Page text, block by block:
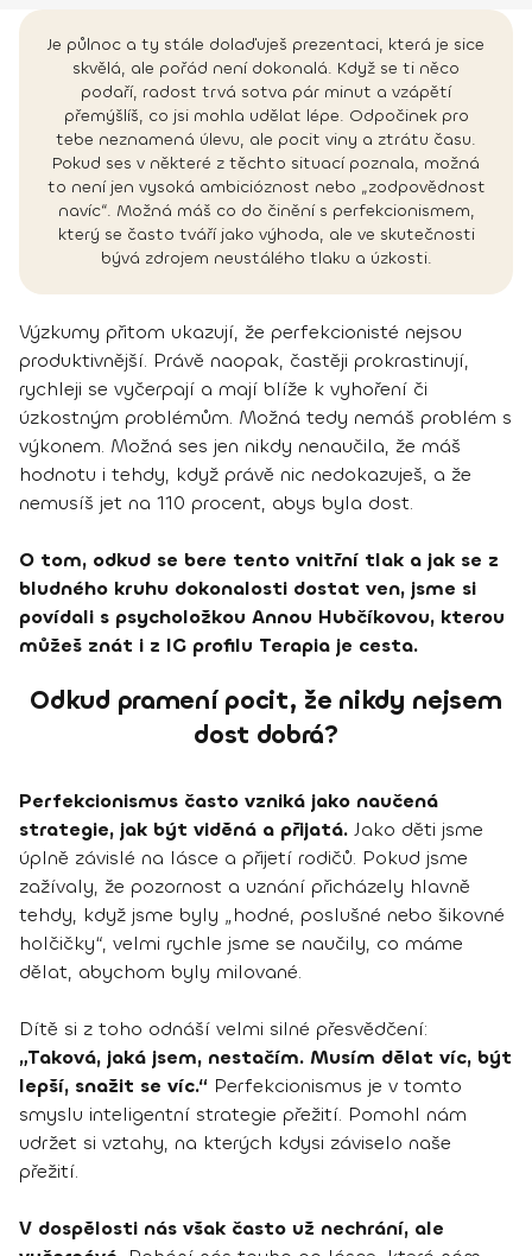
Je půlnoc a ty stále dolaďuješ prezentaci, která je sice
skvělá, ale pořád není dokonalá. Když se ti něco
podaří, radost trvá sotva pár minut a vzápětí
přemýšlíš, co jsi mohla udělat lépe. Odpočinek pro
tebe neznamená úlevu, ale pocit viny a ztrátu času.
Pokud ses v některé z těchto situací poznala, možná
to není jen vysoká ambicióznost nebo „zodpovědnost
navíc“. Možná máš co do činění s perfekcionismem,
který se často tváří jako výhoda, ale ve skutečnosti
bývá zdrojem neustálého tlaku a úzkosti.
Výzkumy přitom ukazují, že perfekcionisté nejsou
produktivnější. Právě naopak, častěji prokrastinují,
rychleji se vyčerpají a mají blíže k vyhoření či
úzkostným problémům. Možná tedy nemáš problém s
výkonem. Možná ses jen nikdy nenaučila, že máš
hodnotu i tehdy, když právě nic nedokazuješ, a že
nemusíš jet na 110 procent, abys byla dost.
O tom, odkud se bere tento vnitřní tlak a jak se z
bludného kruhu dokonalosti dostat ven, jsme si
povídali s psycholožkou Annou Hubčíkovou, kterou
můžeš znát i z IG profilu Terapia je cesta.
Odkud pramení pocit, že nikdy nejsem
dost dobrá?
Perfekcionismus často vzniká jako naučená
strategie, jak být viděná a přijatá. Jako děti jsme
úplně závislé na lásce a přijetí rodičů. Pokud jsme
zažívaly, že pozornost a uznání přicházely hlavně
tehdy, když jsme byly „hodné, poslušné nebo šikovné
holčičky“, velmi rychle jsme se naučily, co máme
dělat, abychom byly milované.
Dítě si z toho odnáší velmi silné přesvědčení:
„Taková, jaká jsem, nestačím. Musím dělat víc, být
lepší, snažit se víc.“ Perfekcionismus je v tomto
smyslu inteligentní strategie přežití. Pomohl nám
udržet si vztahy, na kterých kdysi záviselo naše
přežití.
V dospělosti nás však často už nechrání, ale